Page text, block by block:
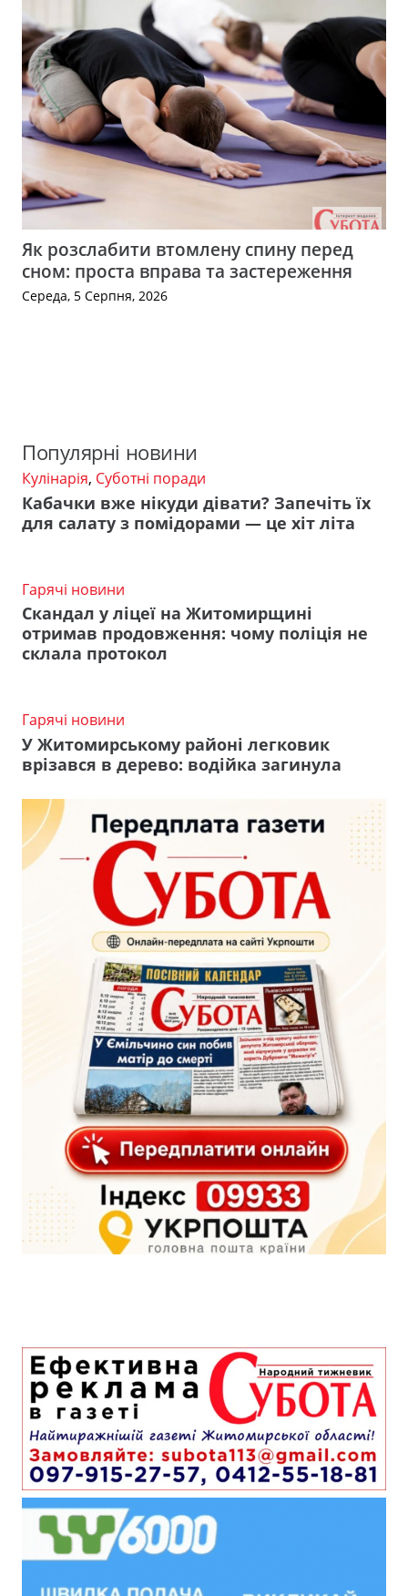
Як розслабити втомлену спину перед
сном: проста вправа та застереження
Середа, 5 Серпня, 2026
Популярні новини
Кулінарія, Суботні поради
Кабачки вже нікуди дівати? Запечіть їх
для салату з помідорами — це хіт літа
Гарячі новини
Скандал у ліцеї на Житомирщині
отримав продовження: чому поліція не
склала протокол
Гарячі новини
У Житомирському районі легковик
врізався в дерево: водійка загинула